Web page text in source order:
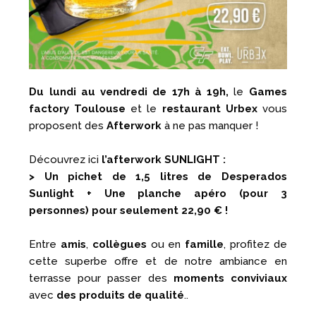
Du lundi au vendredi de 17h à 19h,le Games
factory Toulouse et le restaurant Urbex vous
proposent des Afterworkà ne pas manquer !
Découvrez ici l’afterwork SUNLIGHT :
> Un pichet de 1,5 litres de Desperados
Sunlight + Une planche apéro (pour 3
personnes) pour seulement 22,90 € !
Entre amis, collègues ou en famille, profitez de
cette superbe offre et de notre ambiance en
terrasse pour passer des moments conviviaux
avec des produits de qualité..